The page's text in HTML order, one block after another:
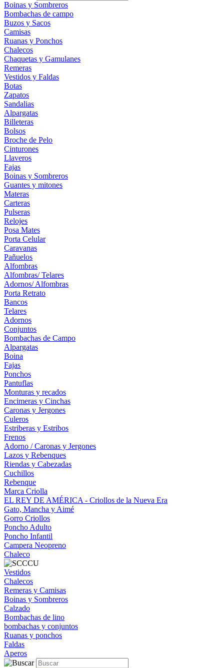
Boinas y Sombreros
Bombachas de campo
Buzos y Sacos
Camisas
Ruanas y Ponchos
Chalecos
Chaquetas y Gamulanes
Remeras
Vestidos y Faldas
Botas
Zapatos
Sandalias
Alpargatas
Billeteras
Bolsos
Broche de Pelo
Cinturones
Llaveros
Fajas
Boinas y Sombreros
Guantes y mitones
Materas
Carteras
Pulseras
Relojes
Posa Mates
Porta Celular
Caravanas
Pañuelos
Alfombras
Alfombras/ Telares
Adornos/ Alfombras
Porta Retrato
Bancos
Telares
Adornos
Conjuntos
Bombachas de Campo
Alpargatas
Boina
Fajas
Ponchos
Pantuflas
Monturas y recados
Encimeras y Cinchas
Caronas y Jergones
Culeros
Estriberas y Estribos
Frenos
Adorno / Caronas y Jergones
Lazos y Rebenques
Riendas y Cabezadas
Cuchillos
Rebenque
Marca Criolla
EL REY DE AMÉRICA - Criollos de la Nueva Era
Gato, Mancha y Aimé
Gorro Criollos
Poncho Adulto
Poncho Infantil
Campera Neopreno
Chaleco
Vestidos
Chalecos
Remeras y Camisas
Boinas y Sombreros
Calzado
Bombachas de lino
bombachas y conjuntos
Ruanas y ponchos
Faldas
Aperos